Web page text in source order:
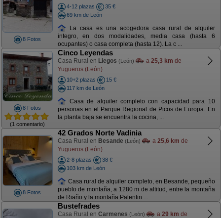
8 Fotos
4-12 plazas
35 €
69 km de León
La casa es una acogedora casa rural de alquiler
integro, en dos modalidades, media casa (hasta 6
ocupantes) o casa completa (hasta 12). La c ...
8 Fotos
(1 comentario)
Cinco Leyendas
Casa Rural en Liegos (León) a 25,3 km de
Yugueros (León)
10+2 plazas
15 €
117 km de León
Casa de alquiler completo con capacidad para 10
personas en el Parque Regional de Picos de Europa. En
la planta baja se encuentra la cocina, ...
8 Fotos
42 Grados Norte Vadinia
Casa Rural en Besande (León) a 25,6 km de
Yugueros (León)
2-8 plazas
38 €
103 km de León
Casa rural de alquiler completo, en Besande, pequeño
pueblo de montaña, a 1280 m de altitud, entre la montaña
de Riaño y la montaña Palentin ...
Bustefrades
Casa Rural en Carmenes (León) a 29 km de